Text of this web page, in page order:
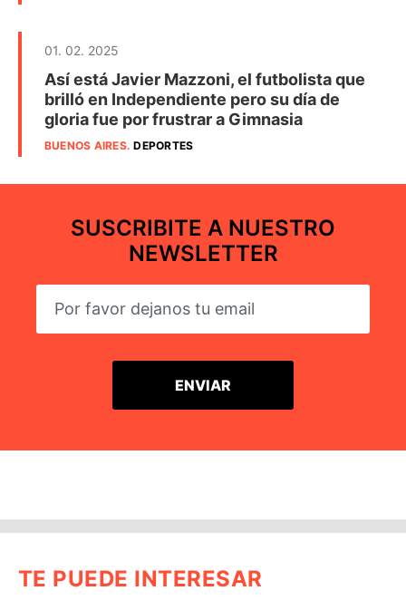
01. 02. 2025
Así está Javier Mazzoni, el futbolista que
brilló en Independiente pero su día de
gloria fue por frustrar a Gimnasia
BUENOS AIRES.DEPORTES
SUSCRIBITE A NUESTRO
NEWSLETTER
TE PUEDE INTERESAR